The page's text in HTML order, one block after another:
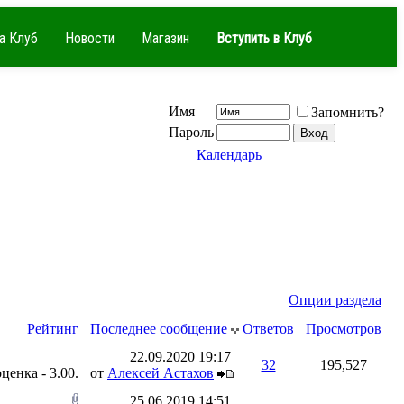
Клуб Новости Магазин Вступить в Клуб
Имя
Запомнить?
Пароль
Календарь
Опции раздела
Рейтинг
Последнее сообщение Ответов
Просмотров
22.09.2020 19:17
от Алексей Астахов
32 195,527
25.06.2019 14:51